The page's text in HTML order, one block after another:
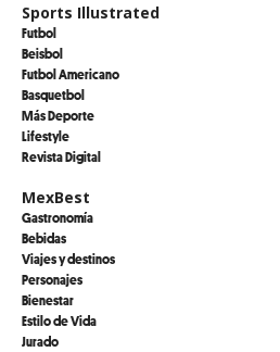
Sports Illustrated
Futbol
Beisbol
Futbol Americano
Basquetbol
Más Deporte
Lifestyle
Revista Digital
MexBest
Gastronomía
Bebidas
Viajes y destinos
Personajes
Bienestar
Estilo de Vida
Jurado